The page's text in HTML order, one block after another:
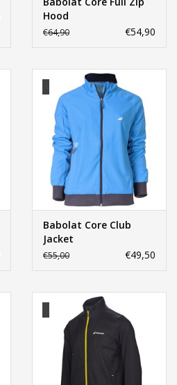
Hood
€64,90 €54,90
Babolat Core Club
Jacket
€55,00 €49,50